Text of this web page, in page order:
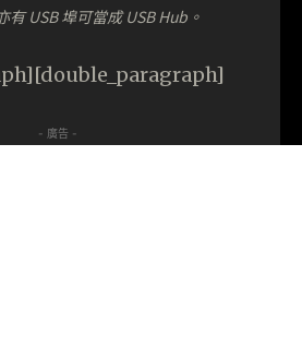
USB 埠可當成 USB Hub。
- 廣告 -